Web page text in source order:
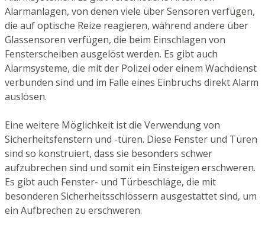
Alarmanlagen, von denen viele über Sensoren verfügen,
die auf optische Reize reagieren, während andere über
Glassensoren verfügen, die beim Einschlagen von
Fensterscheiben ausgelöst werden. Es gibt auch
Alarmsysteme, die mit der Polizei oder einem Wachdienst
verbunden sind und im Falle eines Einbruchs direkt Alarm
auslösen.
Eine weitere Möglichkeit ist die Verwendung von
Sicherheitsfenstern und -türen. Diese Fenster und Türen
sind so konstruiert, dass sie besonders schwer
aufzubrechen sind und somit ein Einsteigen erschweren.
Es gibt auch Fenster- und Türbeschläge, die mit
besonderen Sicherheitsschlössern ausgestattet sind, um
ein Aufbrechen zu erschweren.